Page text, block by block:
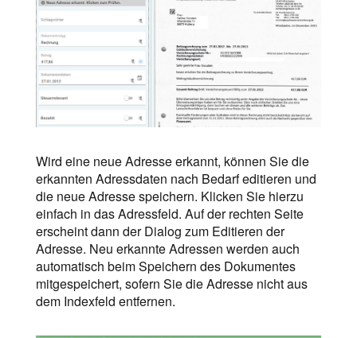
Wird eine neue Adresse erkannt, können Sie die
erkannten Adressdaten nach Bedarf editieren und
die neue Adresse speichern. Klicken Sie hierzu
einfach in das Adressfeld. Auf der rechten Seite
erscheint dann der Dialog zum Editieren der
Adresse. Neu erkannte Adressen werden auch
automatisch beim Speichern des Dokumentes
mitgespeichert, sofern Sie die Adresse nicht aus
dem Indexfeld entfernen.